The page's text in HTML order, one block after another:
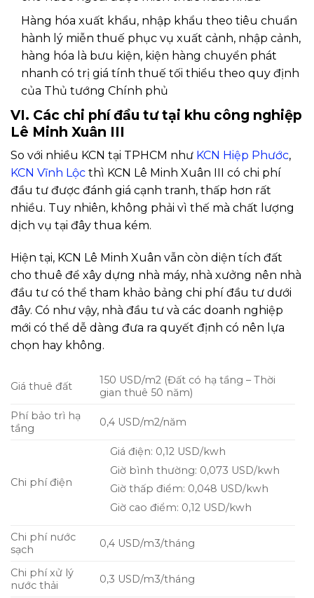
Hàng hóa xuất khẩu, nhập khẩu theo tiêu chuẩn
hành lý miễn thuế phục vụ xuất cảnh, nhập cảnh,
hàng hóa là bưu kiện, kiện hàng chuyển phát
nhanh có trị giá tính thuế tối thiểu theo quy định
của Thủ tướng Chính phủ
VI. Các chi phí đầu tư tại khu công nghiệp
Lê Minh Xuân III
So với nhiều KCN tại TPHCM như KCN Hiệp Phước,
KCN Vĩnh Lộc thì KCN Lê Minh Xuân III có chi phí
đầu tư được đánh giá cạnh tranh, thấp hơn rất
nhiều. Tuy nhiên, không phải vì thế mà chất lượng
dịch vụ tại đây thua kém.
Hiện tại, KCN Lê Minh Xuân vẫn còn diện tích đất
cho thuê để xây dựng nhà máy, nhà xưởng nên nhà
đầu tư có thể tham khảo bảng chi phí đầu tư dưới
đây. Có như vậy, nhà đầu tư và các doanh nghiệp
mới có thể dễ dàng đưa ra quyết định có nên lựa
chọn hay không.
Giá thuê đất
150 USD/m2 (Đất có hạ tầng – Thời
gian thuê 50 năm)
Phí bảo trì hạ
tầng
0,4 USD/m2/năm
Chi phí điện
Giá điện: 0,12 USD/kwh
Giờ bình thường: 0,073 USD/kwh
Giờ thấp điểm: 0,048 USD/kwh
Giờ cao điểm: 0,12 USD/kwh
Chi phí nước
sạch
0,4 USD/m3/tháng
Chi phí xử lý
nước thải
0,3 USD/m3/tháng